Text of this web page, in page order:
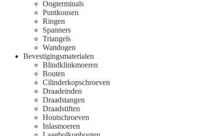
Oogterminals
Puntkousen
Ringen
Spanners
Triangels
Wandogen
Bevestigingsmaterialen
Blindklinkmoeren
Bouten
Cilinderkopschroeven
Draadeinden
Draadstangen
Draadstiften
Houtschroeven
Inlasmoeren